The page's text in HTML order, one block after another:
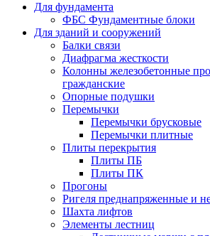
Для фундамента
ФБС Фундаментные блоки
Для зданий и сооружений
Балки связи
Диафрагма жесткости
Колонны железобетонные
гражданские
Опорные подушки
Перемычки
Перемычки брусковые
Перемычки плитные
Плиты перекрытия
Плиты ПБ
Плиты ПК
Прогоны
Ригеля преднапряженные и
Шахта лифтов
Элементы лестниц